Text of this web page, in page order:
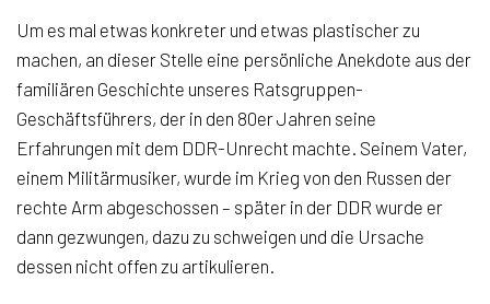
Um es mal etwas konkreter und etwas plastischer zu
machen, an dieser Stelle eine persönliche Anekdote aus der
familiären Geschichte unseres Ratsgruppen-
Geschäftsführers, der in den 80er Jahren seine
Erfahrungen mit dem DDR-Unrecht machte. Seinem Vater,
einem Militärmusiker, wurde im Krieg von den Russen der
rechte Arm abgeschossen – später in der DDR wurde er
dann gezwungen, dazu zu schweigen und die Ursache
dessen nicht offen zu artikulieren.